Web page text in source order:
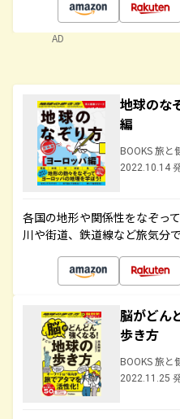
AD
地球の
編
BOOKS 旅と
2022.10.14
各国の地形や関係性をなぞっ
川や街道、鉄道線など旅気分
脳がどん
歩き方
BOOKS 旅と
2022.11.25